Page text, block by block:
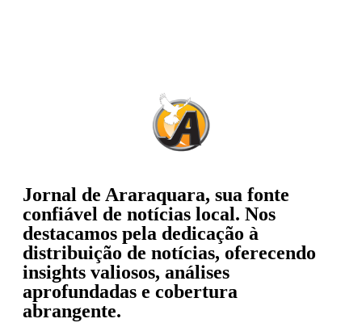
Jornal de Araraquara, sua fonte
confiável de notícias local. Nos
destacamos pela dedicação à
distribuição de notícias, oferecendo
insights valiosos, análises
aprofundadas e cobertura
abrangente.